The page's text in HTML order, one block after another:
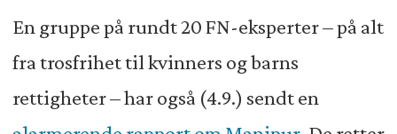
En gruppe på rundt 20 FN-eksperter – på alt
fra trosfrihet til kvinners og barns
rettigheter – har også (4.9.) sendt en